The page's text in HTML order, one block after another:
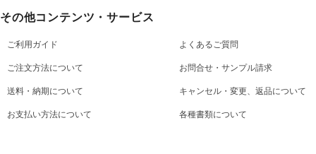
その他コンテンツ・サービス
ご利用ガイド
ご注文方法について
送料・納期について
お支払い方法について
よくあるご質問
お問合せ・サンプル請求
キャンセル・変更、返品について
各種書類について